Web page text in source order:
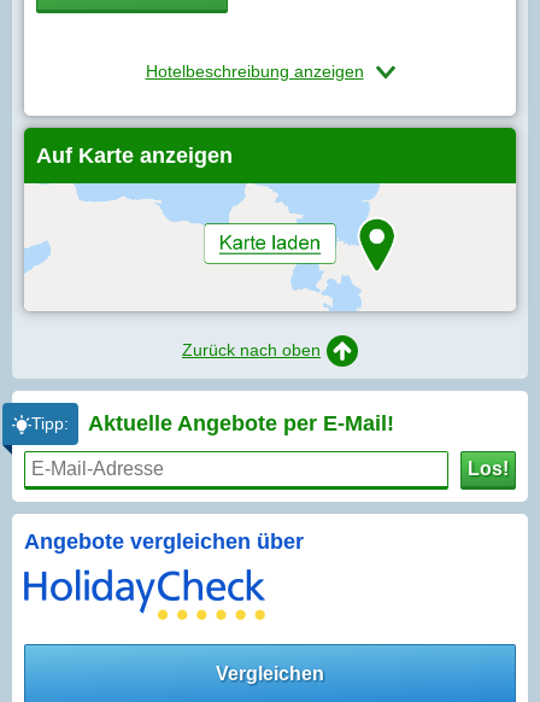
Hotelbeschreibung anzeigen
Auf Karte anzeigen
Zurück nach oben
Tipp: Aktuelle Angebote per E-Mail!
Los!
Angebote vergleichen über
Vergleichen